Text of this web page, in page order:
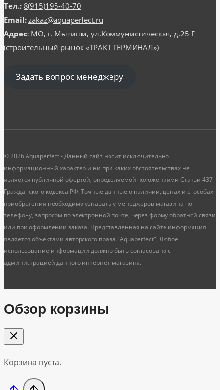
Тел.: 8(915)195-40-70
Email: zakaz@aquaperfect.ru
Адрес: МО, г. Мытищи, ул.Коммунистическая, д.25 Г
(строительный рынок «ТРАКТ ТЕРМИНАЛ»)
Задать вопрос менеджеру
© 2026 Aquaperfect - Данный сайт носит исключительно
информационный характер и ни при каких обстоятельствах не
является публичной офертой, определяемой положениями Статьи 437
Гражданского кодекса РФ. Точные данные о наличии, ценах и способах
приобретения необходимо узнавать у менеджеров магазина по
телефону, запросом по электронной почте, через форму обратной связи
или при оформлении заказа. Представленная на сайте информация
является объектами авторского права "Aquaperfect". Любое
использование информации должно быть согласовано с
администрацией данного интернет-магазина.
Обзор корзины
Корзина пуста.